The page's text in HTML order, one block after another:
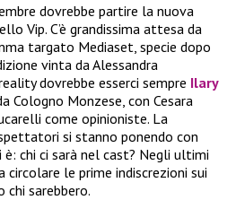
dovrebbe partire la nuova
Vip. C’è grandissima attesa da
targato Mediaset, specie dopo
vinta da Alessandra
dovrebbe esserci sempre Ilary
Cologno Monzese, con Cesara
come opinioniste. La
si stanno ponendo con
chi ci sarà nel cast? Negli ultimi
circolare le prime indiscrezioni sui
chi sarebbero.